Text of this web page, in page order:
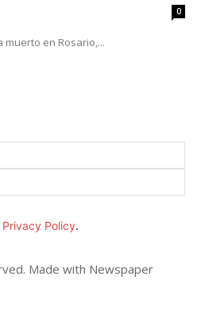
0
muerto en Rosario,...
Privacy Policy.
Made with Newspaper